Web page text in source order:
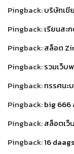
Pingback:บริษัทเขี
Pingback:เรียนสะ
Pingback:สล็อต
Pingback:รวมเว็บ
Pingback:ทรรศนะ
Pingback:big 666
Pingback:สล็อตเว็
Pingback:16